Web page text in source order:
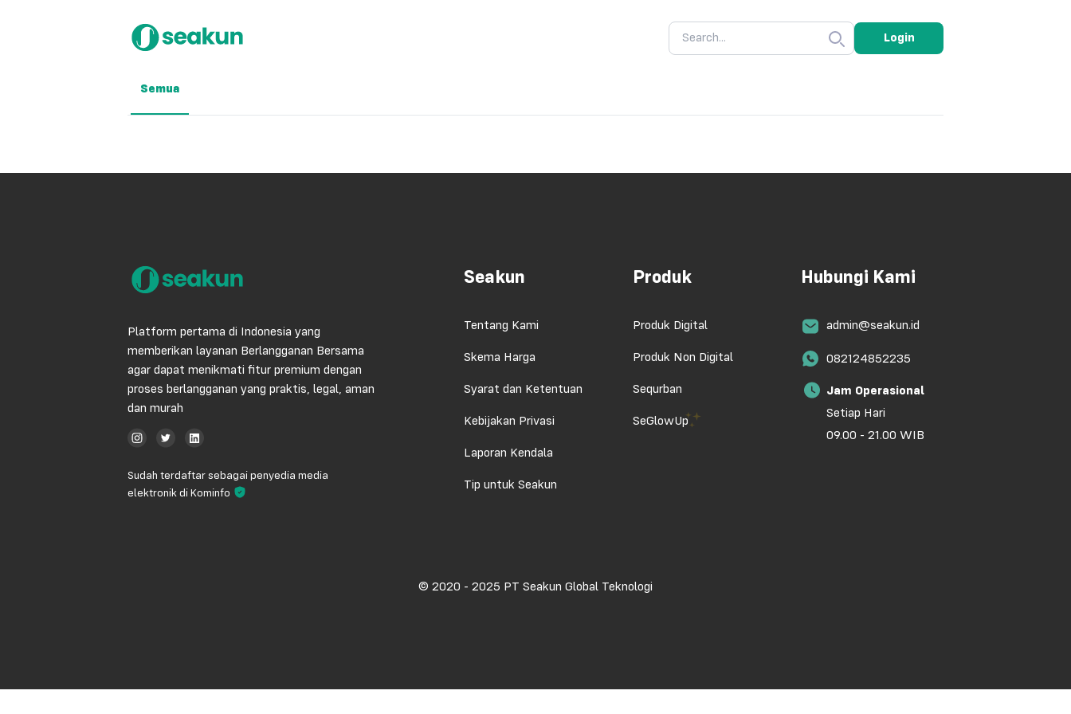
Login
Semua
Platform pertama di Indonesia yang
memberikan layanan Berlangganan Bersama
agar dapat menikmati fitur premium dengan
proses berlangganan yang praktis, legal, aman
dan murah
Sudah terdaftar sebagai penyedia media
elektronik di Kominfo
Seakun
Tentang Kami
Skema Harga
Syarat dan Ketentuan
Kebijakan Privasi
Laporan Kendala
Tip untuk Seakun
Produk
Produk Digital
Produk Non Digital
Sequrban
SeGlowUp
Hubungi Kami
admin@seakun.id
082124852235
Jam Operasional
Setiap Hari
09.00 - 21.00 WIB
© 2020 - 2025 PT Seakun Global Teknologi